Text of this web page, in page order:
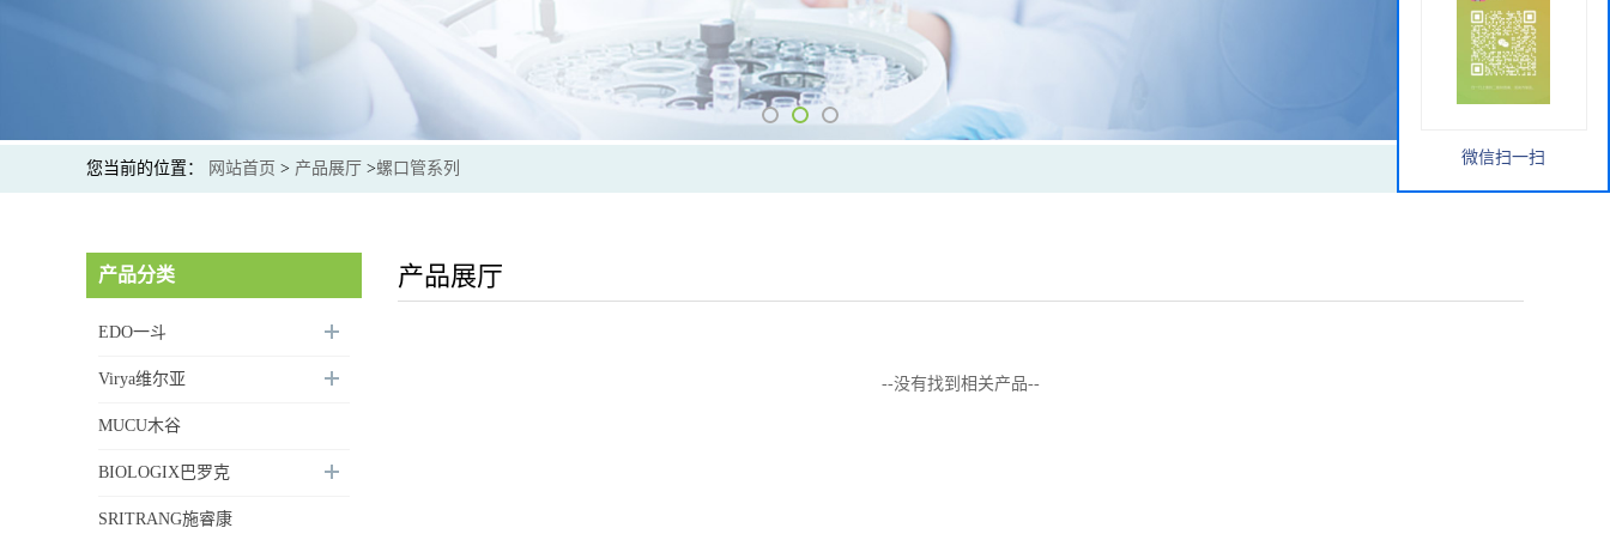
您当前的位置： 网站首页 > 产品展厅 >螺口管系列
产品分类
EDO一斗
Virya维尔亚
MUCU木谷
BIOLOGIX巴罗克
SRITRANG施睿康
产品展厅
--没有找到相关产品--
微信扫一扫